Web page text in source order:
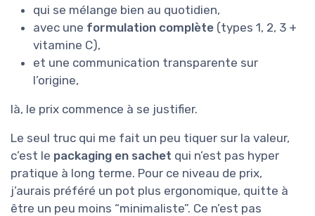
qui se mélange bien au quotidien,
avec une formulation complète (types 1, 2, 3 +
vitamine C),
et une communication transparente sur
l’origine,
là, le prix commence à se justifier.
Le seul truc qui me fait un peu tiquer sur la valeur,
c’est le packaging en sachet qui n’est pas hyper
pratique à long terme. Pour ce niveau de prix,
j’aurais préféré un pot plus ergonomique, quitte à
être un peu moins “minimaliste”. Ce n’est pas